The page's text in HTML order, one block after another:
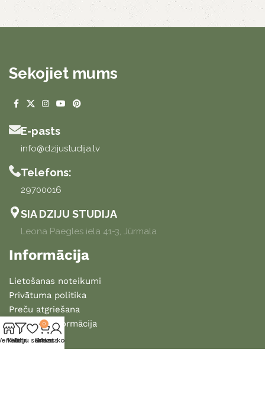
Sekojiet mums
E-pasts
info@dzijustudija.lv
Telefons:
29700016
SIA DZIJU STUDIJA
Leona Paegles iela 41-3, Jūrmala
Informācija
Lietošanas noteikumi
Privātuma politika
Preču atgriešana
Piegādes informācija
Filtri
Vēlmju saraksts
0
Grozs
Mans konts